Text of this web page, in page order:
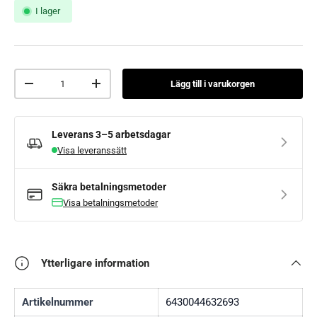
60
GO3
P2
SI1
SI8
I lager
Minska mängdenLägg till fler Lägg till i varukorgen
Leverans3–5 arbetsdagar
Visa leveranssätt
Säkra betalningsmetoder
Visa betalningsmetoder
Ytterligare information
Artikelnummer 6430044632693